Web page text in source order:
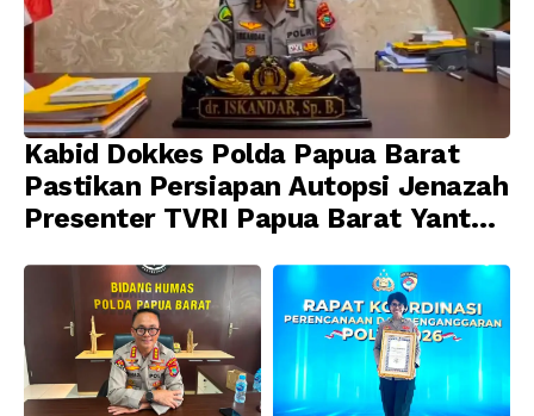
Kabid Dokkes Polda Papua Barat
Pastikan Persiapan Autopsi Jenazah
Presenter TVRI Papua Barat Yanto
Dijadwalkan Kamis